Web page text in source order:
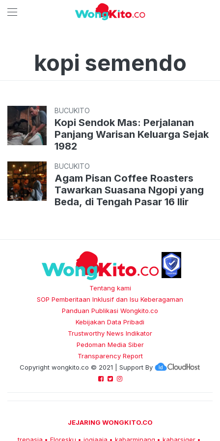
kopi semendo
BUCUKITO
Kopi Sendok Mas: Perjalanan
Panjang Warisan Keluarga Sejak
1982
BUCUKITO
Agam Pisan Coffee Roasters
Tawarkan Suasana Ngopi yang
Beda, di Tengah Pasar 16 Ilir
Tentang kami
SOP Pemberitaan Inklusif dan Isu Keberagaman
Panduan Publikasi Wongkito.co
Kebijakan Data Pribadi
Trustworthy News Indikator
Pedoman Media Siber
Transparency Report
Copyright wongkito.co © 2021 | Support By
JEJARING WONGKITO.CO
trenasia Floresku jogjaaja kabarminang kabarsiger